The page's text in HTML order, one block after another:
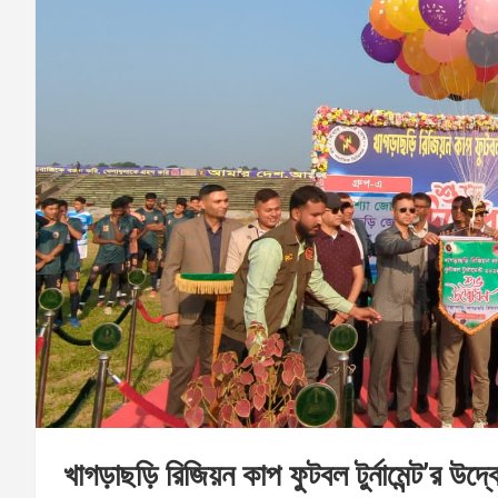
খাগড়াছড়ি রিজিয়ন কাপ ফুটবল টুর্নামেন্ট’র